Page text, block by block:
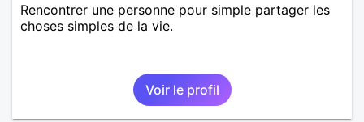
Rencontrer une personne pour simple partager les
choses simples de la vie.
Voir le profil